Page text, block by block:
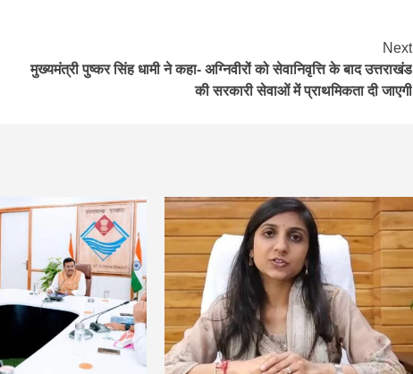
Next
मुख्यमंत्री पुष्कर सिंह धामी ने कहा- अग्निवीरों को सेवानिवृत्ति के बाद उत्तराखंड
की सरकारी सेवाओं में प्राथमिकता दी जाएगी